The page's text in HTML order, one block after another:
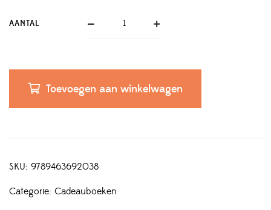
AANTAL
Toevoegen aan winkelwagen
SKU: 9789463692038
Categorie: Cadeauboeken